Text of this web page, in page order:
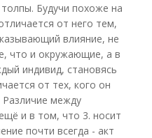
Будучи похоже на
от него тем,
влияние, не
что и окружающие, а в
индивид, становясь
от тех, кого он
между
и в том, что 3. носит
почти всегда - акт